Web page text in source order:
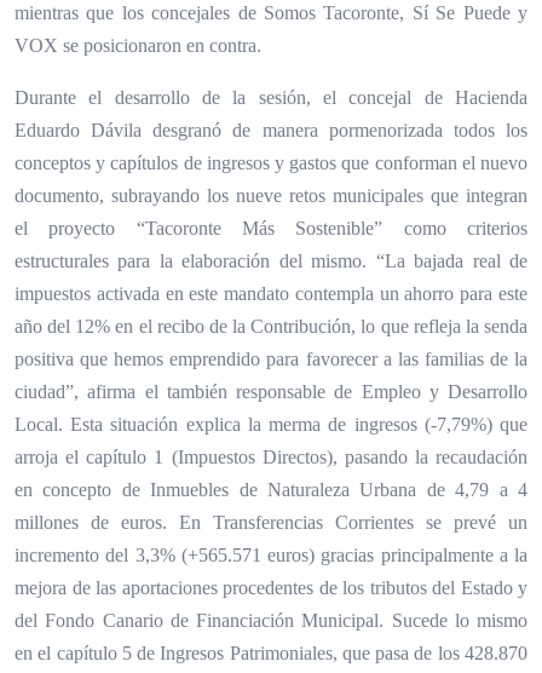
mientras que los concejales de Somos Tacoronte, Sí Se Puede y
VOX se posicionaron en contra.
Durante el desarrollo de la sesión, el concejal de Hacienda
Eduardo Dávila desgranó de manera pormenorizada todos los
conceptos y capítulos de ingresos y gastos que conforman el nuevo
documento, subrayando los nueve retos municipales que integran
el proyecto “Tacoronte Más Sostenible” como criterios
estructurales para la elaboración del mismo. “La bajada real de
impuestos activada en este mandato contempla un ahorro para este
año del 12% en el recibo de la Contribución, lo que refleja la senda
positiva que hemos emprendido para favorecer a las familias de la
ciudad”, afirma el también responsable de Empleo y Desarrollo
Local. Esta situación explica la merma de ingresos (-7,79%) que
arroja el capítulo 1 (Impuestos Directos), pasando la recaudación
en concepto de Inmuebles de Naturaleza Urbana de 4,79 a 4
millones de euros. En Transferencias Corrientes se prevé un
incremento del 3,3% (+565.571 euros) gracias principalmente a la
mejora de las aportaciones procedentes de los tributos del Estado y
del Fondo Canario de Financiación Municipal. Sucede lo mismo
en el capítulo 5 de Ingresos Patrimoniales, que pasa de los 428.870